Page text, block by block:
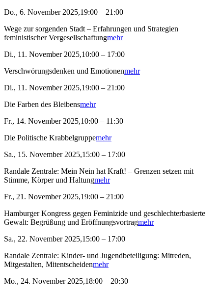
Do., 6. November 2025,19:00 – 21:00
Wege zur sorgenden Stadt – Erfahrungen und Strategien
feministischer Vergesellschaftungmehr
Di., 11. November 2025,10:00 – 17:00
Verschwörungsdenken und Emotionenmehr
Di., 11. November 2025,19:00 – 21:00
Die Farben des Bleibensmehr
Fr., 14. November 2025,10:00 – 11:30
Die Politische Krabbelgruppemehr
Sa., 15. November 2025,15:00 – 17:00
Randale Zentrale: Mein Nein hat Kraft! – Grenzen setzen mit
Stimme, Körper und Haltungmehr
Fr., 21. November 2025,19:00 – 21:00
Hamburger Kongress gegen Feminizide und geschlechterbasierte
Gewalt: Begrüßung und Eröffnungsvortragmehr
Sa., 22. November 2025,15:00 – 17:00
Randale Zentrale: Kinder- und Jugendbeteiligung: Mitreden,
Mitgestalten, Mitentscheidenmehr
Mo., 24. November 2025,18:00 – 20:30